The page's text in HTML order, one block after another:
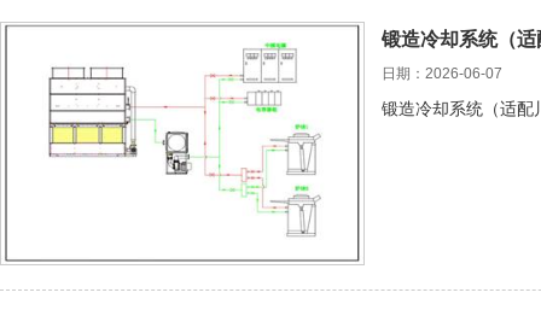
锻造冷却系统（
日期：2026-06-07
锻造冷却系统（适配